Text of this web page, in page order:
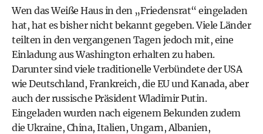
Wen das Weiße Haus in den „Friedensrat“ eingeladen
hat, hat es bisher nicht bekannt gegeben. Viele Länder
teilten in den vergangenen Tagen jedoch mit, eine
Einladung aus Washington erhalten zu haben.
Darunter sind viele traditionelle Verbündete der USA
wie Deutschland, Frankreich, die EU und Kanada, aber
auch der russische Präsident Wladimir Putin.
Eingeladen wurden nach eigenem Bekunden zudem
die Ukraine, China, Italien, Ungarn, Albanien,